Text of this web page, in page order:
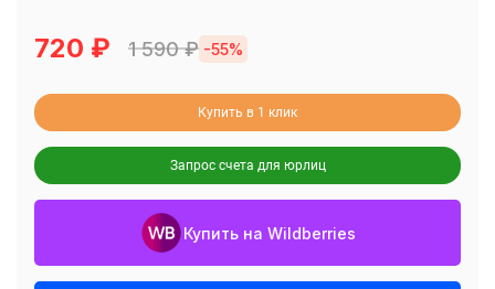
720 ₽ 1 590₽ -55%
Купить в 1 клик
Запрос счета для юрлиц
Купить на Wildberries